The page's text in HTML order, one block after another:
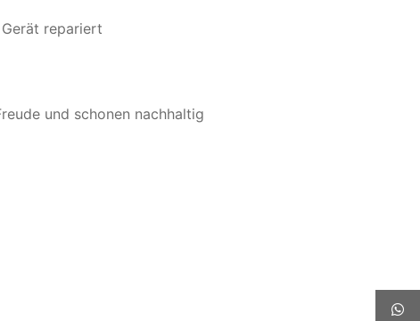
repariert
und schonen nachhaltig